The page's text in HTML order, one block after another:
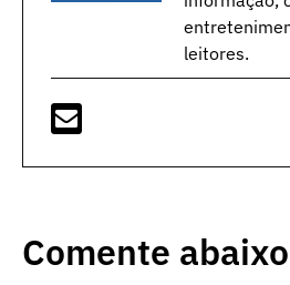
leitores.
Comente abaixo